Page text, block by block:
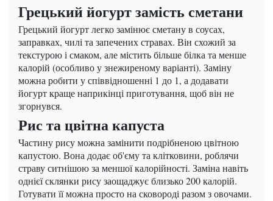
Грецький йогурт замість сметани
Грецький йогурт легко замінює сметану в соусах,
заправках, чилі та запечених стравах. Він схожий за
текстурою і смаком, але містить більше білка та менше
калорій (особливо у знежиреному варіанті). Заміну
можна робити у співвідношенні 1 до 1, а додавати
йогурт краще наприкінці приготування, щоб він не
згорнувся.
Рис та цвітна капуста
Частину рису можна замінити подрібненою цвітною
капустою. Вона додає об'єму та клітковини, роблячи
страву ситнішою за меншої калорійності. Заміна навіть
однієї склянки рису заощаджує близько 200 калорій.
Готувати її можна просто на сковороді разом з овочами.